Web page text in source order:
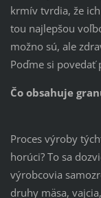
krmív tvrdia, že
tou najlepšou
možno sú, ale
Poďme si povedať
Čo
Proces výroby
horúci? To sa
výrobcovia
druhy mäsa,